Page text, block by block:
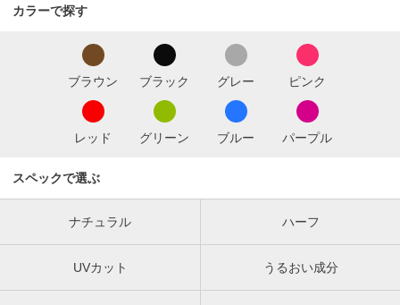
カラーで探す
ブラウン ブラック グレー ピンク
レッド グリーン ブルー パープル
スペックで選ぶ
ナチュラル ハーフ
UVカット うるおい成分